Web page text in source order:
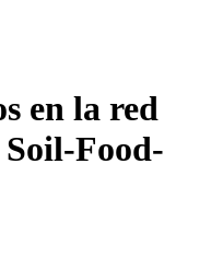
en la red
Food-